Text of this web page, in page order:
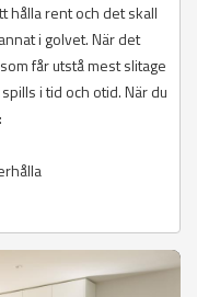
hålla rent och det skall
i golvet. När det
får utstå mest slitage
i tid och otid. När du